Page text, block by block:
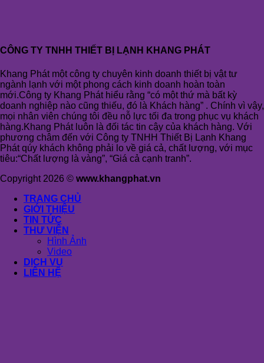
CÔNG TY TNHH THIẾT BỊ LẠNH KHANG PHÁT
Khang Phát một công ty chuyên kinh doanh thiết bị vật tư
ngành lạnh với một phong cách kinh doanh hoàn toàn
mới.Công ty Khang Phát hiểu rằng “có một thứ mà bất kỳ
doanh nghiệp nào cũng thiếu, đó là Khách hàng” . Chính vì vậy,
mọi nhân viên chúng tôi đều nỗ lực tối đa trong phục vụ khách
hàng.Khang Phát luôn là đối tác tin cậy của khách hàng. Với
phương châm đến với Công ty TNHH Thiết Bị Lạnh Khang
Phát qúy khách không phải lo về giá cả, chất lượng, với mục
tiêu:“Chất lượng là vàng”, “Giá cả cạnh tranh”.
Copyright 2026 © www.khangphat.vn
TRANG CHỦ
GIỚI THIỆU
TIN TỨC
THƯ VIỆN
Hình Ảnh
Video
DỊCH VỤ
LIÊN HỆ